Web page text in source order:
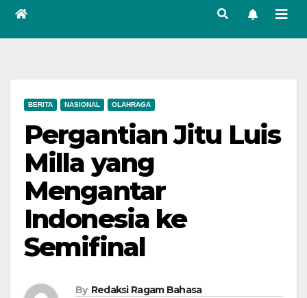
BERITA NASIONAL OLAHRAGA
Pergantian Jitu Luis
Milla yang
Mengantar
Indonesia ke
Semifinal
By Redaksi Ragam Bahasa